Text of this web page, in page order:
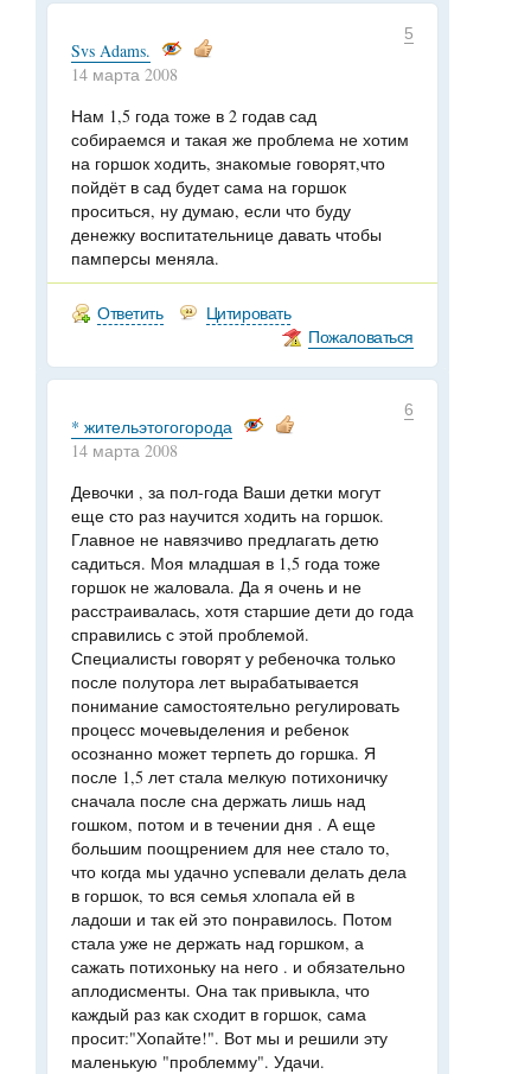
5
Svs Adams.
14 марта 2008
Нам 1,5 года тоже в 2 годав сад
собираемся и такая же проблема не хотим
на горшок ходить, знакомые говорят,что
пойдёт в сад будет сама на горшок
проситься, ну думаю, если что буду
денежку воспитательнице давать чтобы
памперсы меняла.
Ответить
Цитировать
Пожаловаться
6
* жительэтогогорода
14 марта 2008
Девочки , за пол-года Ваши детки могут
еще сто раз научится ходить на горшок.
Главное не навязчиво предлагать детю
садиться. Моя младшая в 1,5 года тоже
горшок не жаловала. Да я очень и не
расстраивалась, хотя старшие дети до года
справились с этой проблемой.
Специалисты говорят у ребеночка только
после полутора лет вырабатывается
понимание самостоятельно регулировать
процесс мочевыделения и ребенок
осознанно может терпеть до горшка. Я
после 1,5 лет стала мелкую потихоничку
сначала после сна держать лишь над
гошком, потом и в течении дня . А еще
большим поощрением для нее стало то,
что когда мы удачно успевали делать дела
в горшок, то вся семья хлопала ей в
ладоши и так ей это понравилось. Потом
стала уже не держать над горшком, а
сажать потихоньку на него . и обязательно
аплодисменты. Она так привыкла, что
каждый раз как сходит в горшок, сама
просит:"Хопайте!". Вот мы и решили эту
маленькую "проблемму". Удачи.